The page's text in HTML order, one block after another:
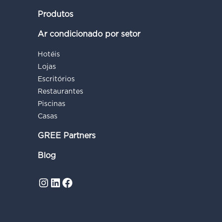
Produtos
Ar condicionado por setor
Hotéis
Lojas
Escritórios
Restaurantes
Piscinas
Casas
GREE Partners
Blog
Instagram
LinkedIn
Facebook